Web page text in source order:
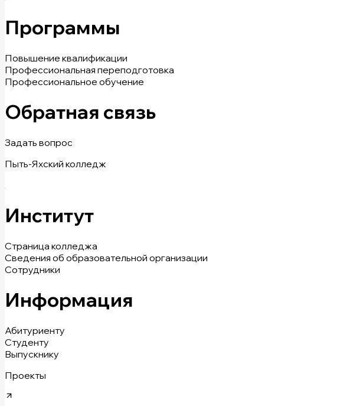
Программы
Повышение квалификации
Профессиональная переподготовка
Профессиональное обучение
Обратная связь
Задать вопрос
Пыть-Яхский колледж
Институт
Страница колледжа
Сведения об образовательной организации
Сотрудники
Информация
Абитуриенту
Студенту
Выпускнику
Проекты